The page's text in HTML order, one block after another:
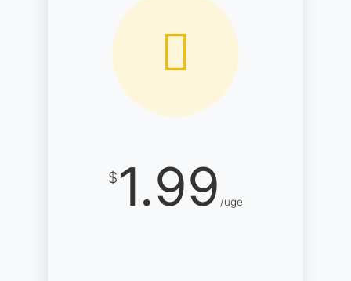
$ 1.99 /uge